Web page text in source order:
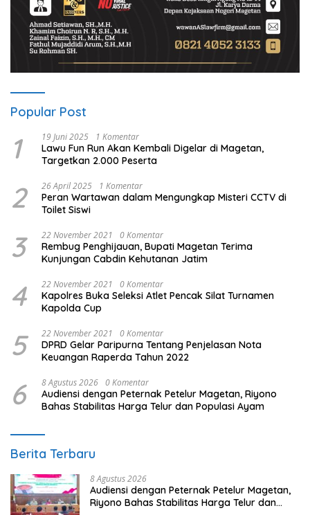
Popular Post
1 19 Juni 2025 1 Komentar
Lawu Fun Run Akan Kembali Digelar di Magetan,
Targetkan 2.000 Peserta
2 26 April 2025 1 Komentar
Peran Wartawan dalam Mengungkap Misteri CCTV di
Toilet Siswi
3 22 November 2021 0 Komentar
Rembug Penghijauan, Bupati Magetan Terima
Kunjungan Cabdin Kehutanan Jatim
4 22 November 2021 0 Komentar
Kapolres Buka Seleksi Atlet Pencak Silat Turnamen
Kapolda Cup
5 22 November 2021 0 Komentar
DPRD Gelar Paripurna Tentang Penjelasan Nota
Keuangan Raperda Tahun 2022
6 8 Agustus 2026 0 Komentar
Audiensi dengan Peternak Petelur Magetan, Riyono
Bahas Stabilitas Harga Telur dan Populasi Ayam
Berita Terbaru
8 Agustus 2026
Audiensi dengan Peternak Petelur Magetan,
Riyono Bahas Stabilitas Harga Telur dan